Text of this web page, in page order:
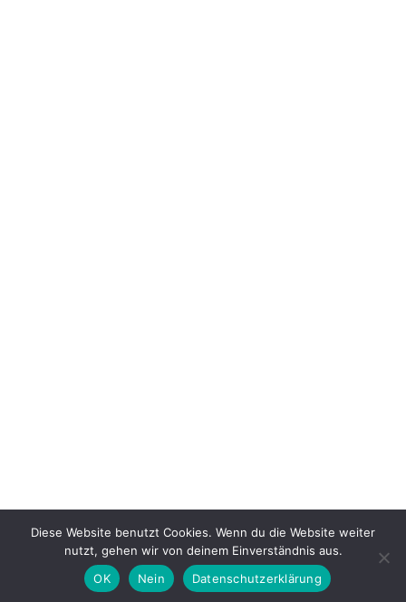
Powered by © AVG GmbH | RZV Koblenz-Metternich 2026
Diese Website benutzt Cookies. Wenn du die Website weiter
nutzt, gehen wir von deinem Einverständnis aus.
OK
Nein Datenschutzerklärung